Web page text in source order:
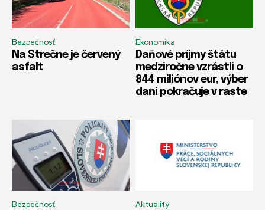
Bezpečnosť
Na Strečne je červený
asfalt
Ekonomika
Daňové príjmy štátu
medziročne vzrástli o
844 miliónov eur, výber
daní pokračuje v raste
Bezpečnosť Aktuality